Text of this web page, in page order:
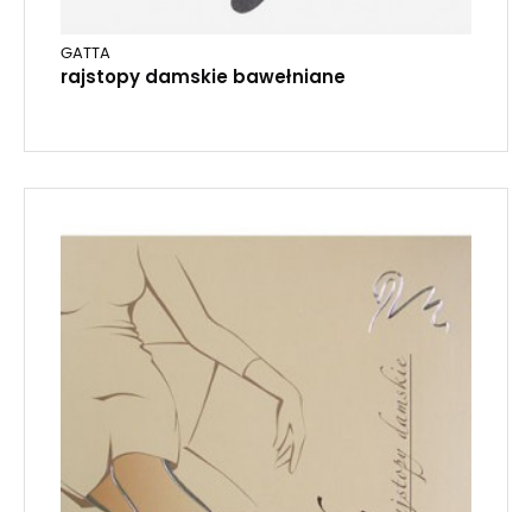
GATTA
rajstopy damskie bawełniane